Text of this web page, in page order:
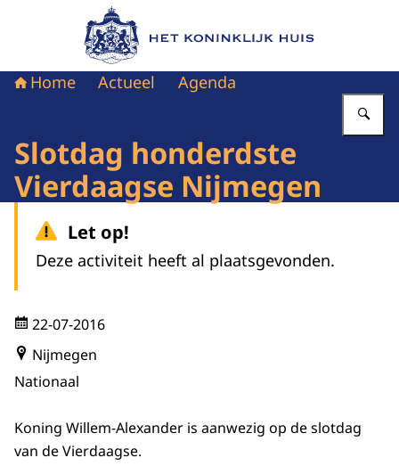
Naar de homepage van Het Koninklijk Huis
Home Actueel Agenda
Slotdag honderdste
Vierdaagse Nijmegen
Let op!
Deze activiteit heeft al plaatsgevonden.
22-07-2016
Nijmegen
Nationaal
Koning Willem-Alexander is aanwezig op de slotdag
van de Vierdaagse.